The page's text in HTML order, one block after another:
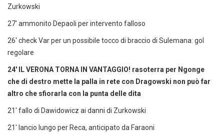
Zurkowski
27' ammonito Depaoli per intervento falloso
26' check Var per un possibile tocco di braccio di Sulemana: gol
regolare
24' IL VERONA TORNA IN VANTAGGIO! rasoterra per Ngonge
che di destro mette la palla in rete con Dragowski non può far
altro che sfiorarla con la punta delle dita
21' fallo di Dawidowicz ai danni di Zurkowski
21' lancio lungo per Reca, anticipato da Faraoni